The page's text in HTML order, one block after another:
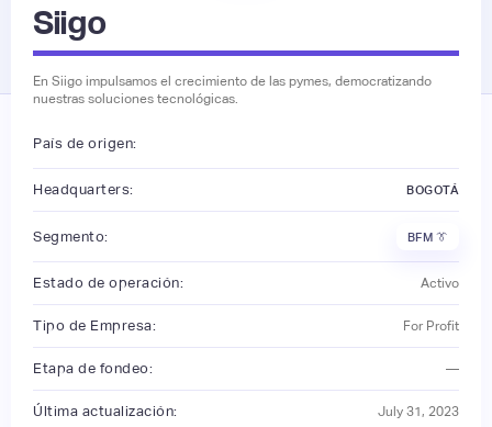
Siigo
En Siigo impulsamos el crecimiento de las pymes, democratizando
nuestras soluciones tecnológicas.
País de origen:
Headquarters: BOGOTÁ
Segmento: BFM 👔
Estado de operación: Activo
Tipo de Empresa: For Profit
Etapa de fondeo: —
Última actualización: July 31, 2023